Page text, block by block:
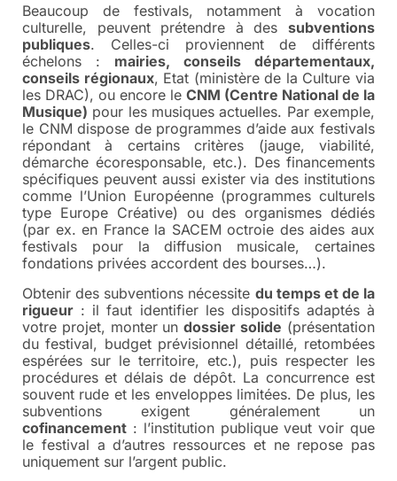
Beaucoup de festivals, notamment à vocation
culturelle, peuvent prétendre à des subventions
publiques. Celles-ci proviennent de différents
échelons : mairies, conseils départementaux,
conseils régionaux, Etat (ministère de la Culture via
les DRAC), ou encore le CNM (Centre National de la
Musique) pour les musiques actuelles. Par exemple,
le CNM dispose de programmes d’aide aux festivals
répondant à certains critères (jauge, viabilité,
démarche écoresponsable, etc.). Des financements
spécifiques peuvent aussi exister via des institutions
comme l’Union Européenne (programmes culturels
type Europe Créative) ou des organismes dédiés
(par ex. en France la SACEM octroie des aides aux
festivals pour la diffusion musicale, certaines
fondations privées accordent des bourses…).
Obtenir des subventions nécessite du temps et de la
rigueur : il faut identifier les dispositifs adaptés à
votre projet, monter undossier solide (présentation
du festival, budget prévisionnel détaillé, retombées
espérées sur le territoire, etc.), puis respecter les
procédures et délais de dépôt. La concurrence est
souvent rude et les enveloppes limitées. De plus, les
subventions exigent généralement un
cofinancement : l’institution publique veut voir que
le festival a d’autres ressources et ne repose pas
uniquement sur l’argent public.